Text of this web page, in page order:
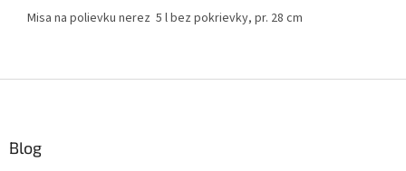
Misa na polievku nerez 5 l bez pokrievky, pr. 28 cm
Blog